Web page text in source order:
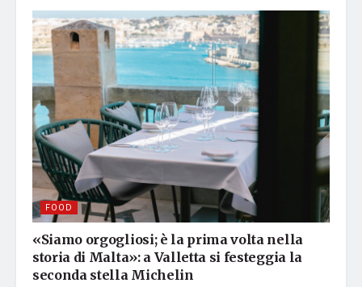
FOOD
«Siamo orgogliosi; è la prima volta nella
storia di Malta»: a Valletta si festeggia la
seconda stella Michelin